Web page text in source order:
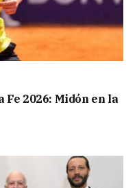
Fe 2026: Midón en la